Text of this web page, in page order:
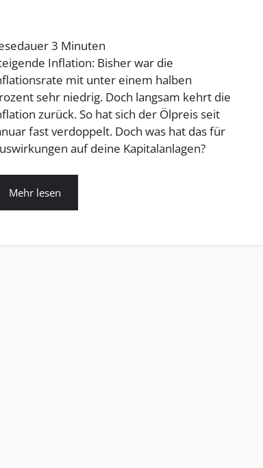
3 Minuten
Inflation: Bisher war die
mit unter einem halben
sehr niedrig. Doch langsam kehrt die
zurück. So hat sich der Ölpreis seit
fast verdoppelt. Doch was hat das für
auf deine Kapitalanlagen?
Mehr lesen